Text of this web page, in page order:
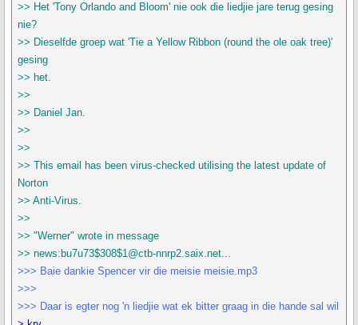
>> Het 'Tony Orlando and Bloom' nie ook die liedjie jare terug gesing
nie?
>> Dieselfde groep wat 'Tie a Yellow Ribbon (round the ole oak tree)'
gesing
>> het.
>>
>> Daniel Jan.
>>
>>
>> This email has been virus-checked utilising the latest update of
Norton
>> Anti-Virus.
>>
>> "Werner" wrote in message
>> news:bu7u73$308$1@ctb-nnrp2.saix.net...
>>> Baie dankie Spencer vir die meisie meisie.mp3
>>>
>>> Daar is egter nog 'n liedjie wat ek bitter graag in die hande sal wil